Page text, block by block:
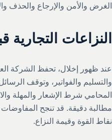
الغرض والأمن والإرجاع والحذف
النزاعات التجارية
عند ظهور إخلال، تحفظ الشركة
والتسليم والفواتير، وتوقف الرسائل
المحامي شرط الإشعار والمهلة
مطالبة دقيقة. قد تنجح
نقاط القوة وقيمة النزاع.